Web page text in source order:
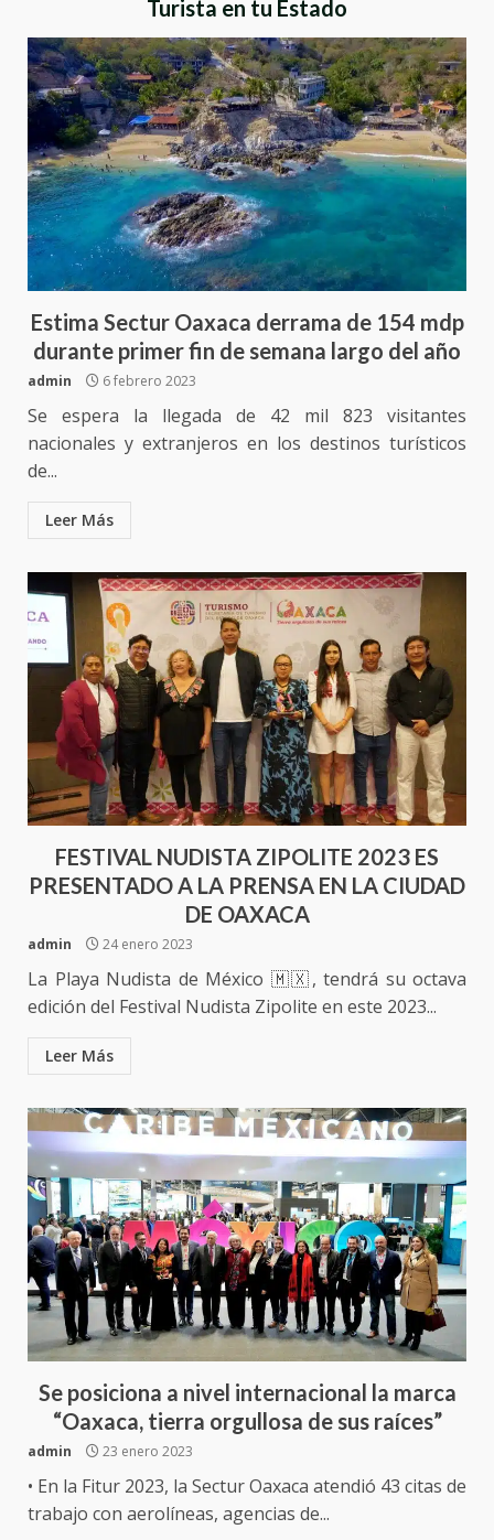
Turista en tu Estado
Estima Sectur Oaxaca derrama de 154 mdp
durante primer fin de semana largo del año
admin 6 febrero 2023
Se espera la llegada de 42 mil 823 visitantes
nacionales y extranjeros en los destinos turísticos
de...
Leer Más
FESTIVAL NUDISTA ZIPOLITE 2023 ES
PRESENTADO A LA PRENSA EN LA CIUDAD
DE OAXACA
admin 24 enero 2023
La Playa Nudista de México 🇲🇽, tendrá su octava
edición del Festival Nudista Zipolite en este 2023...
Leer Más
Se posiciona a nivel internacional la marca
“Oaxaca, tierra orgullosa de sus raíces”
admin 23 enero 2023
• En la Fitur 2023, la Sectur Oaxaca atendió 43 citas de
trabajo con aerolíneas, agencias de...